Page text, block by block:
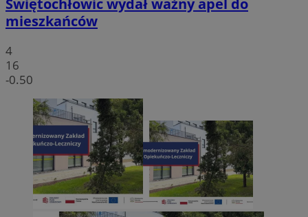
Świętochłowic wydał ważny apel do
mieszkańców
4
16
-0.50